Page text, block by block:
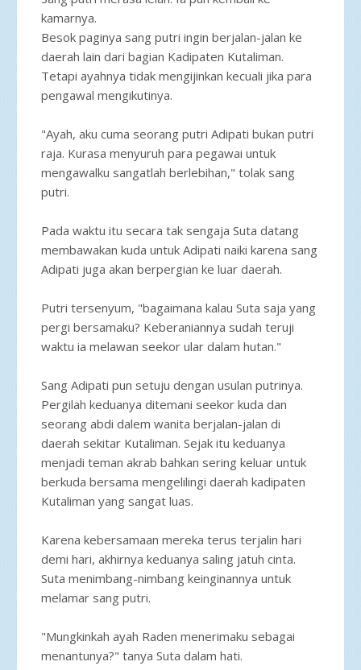
kamarnya.
Besok paginya sang putri ingin berjalan-jalan ke
daerah lain dari bagian Kadipaten Kutaliman.
Tetapi ayahnya tidak mengijinkan kecuali jika para
pengawal mengikutinya.
"Ayah, aku cuma seorang putri Adipati bukan putri
raja. Kurasa menyuruh para pegawai untuk
mengawalku sangatlah berlebihan," tolak sang
putri.
Pada waktu itu secara tak sengaja Suta datang
membawakan kuda untuk Adipati naiki karena sang
Adipati juga akan berpergian ke luar daerah.
Putri tersenyum, "bagaimana kalau Suta saja yang
pergi bersamaku? Keberaniannya sudah teruji
waktu ia melawan seekor ular dalam hutan."
Sang Adipati pun setuju dengan usulan putrinya.
Pergilah keduanya ditemani seekor kuda dan
seorang abdi dalem wanita berjalan-jalan di
daerah sekitar Kutaliman. Sejak itu keduanya
menjadi teman akrab bahkan sering keluar untuk
berkuda bersama mengelilingi daerah kadipaten
Kutaliman yang sangat luas.
Karena kebersamaan mereka terus terjalin hari
demi hari, akhirnya keduanya saling jatuh cinta.
Suta menimbang-nimbang keinginannya untuk
melamar sang putri.
"Mungkinkah ayah Raden menerimaku sebagai
menantunya?" tanya Suta dalam hati.